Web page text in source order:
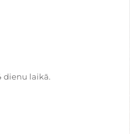
dienu laikā.